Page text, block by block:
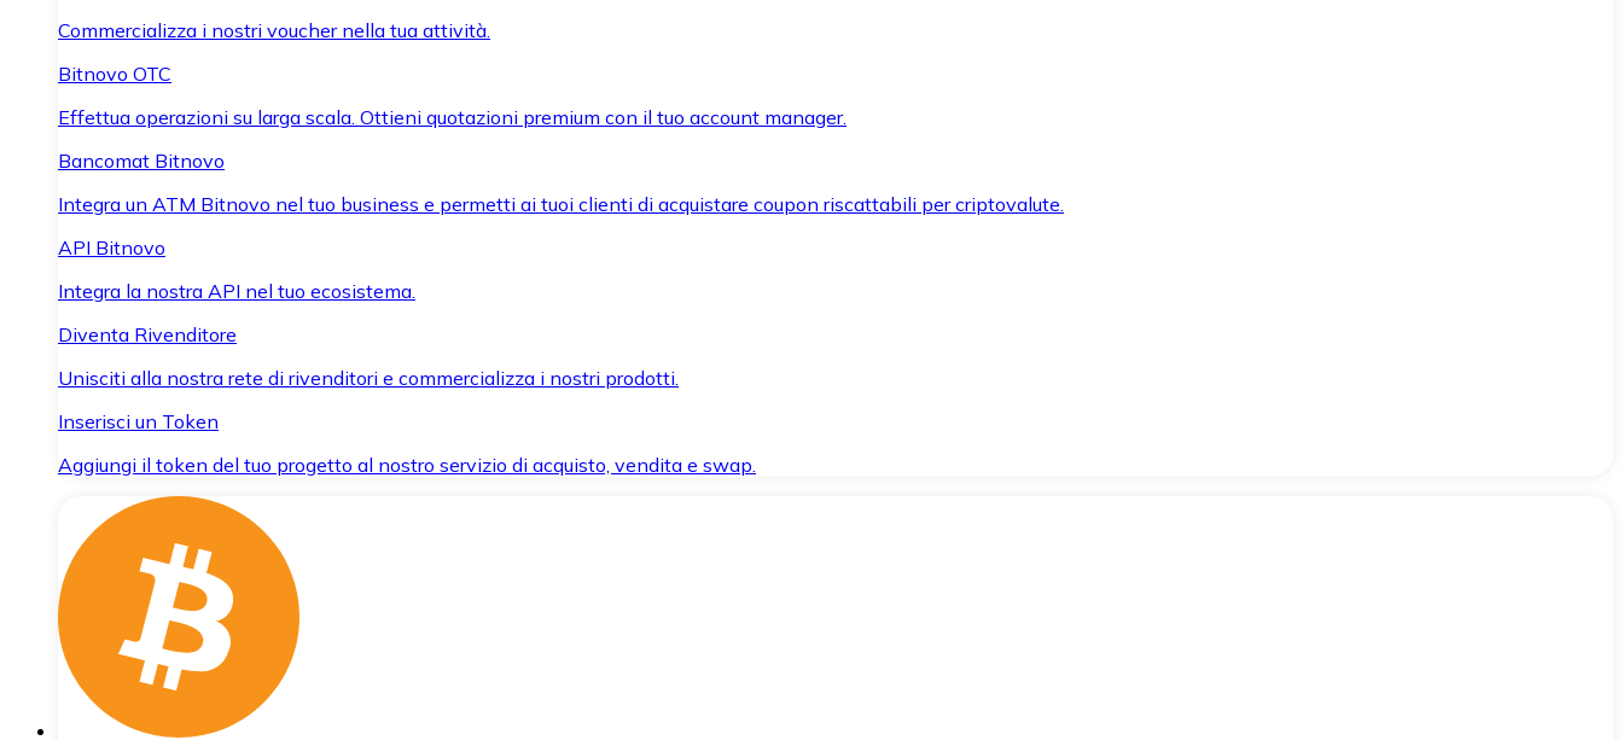
Commercializza i nostri voucher nella tua attività.
Bitnovo OTC
Effettua operazioni su larga scala. Ottieni quotazioni premium con il tuo account manager.
Bancomat Bitnovo
Integra un ATM Bitnovo nel tuo business e permetti ai tuoi clienti di acquistare coupon riscattabili per criptovalute.
API Bitnovo
Integra la nostra API nel tuo ecosistema.
Diventa Rivenditore
Unisciti alla nostra rete di rivenditori e commercializza i nostri prodotti.
Inserisci un Token
Aggiungi il token del tuo progetto al nostro servizio di acquisto, vendita e swap.